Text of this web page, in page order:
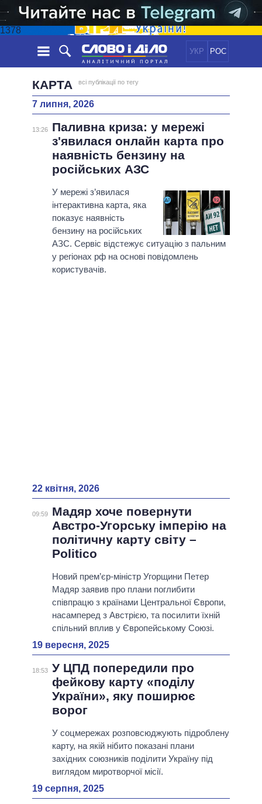
1378
УКР РОС
НОВИНИ
СТРІЧКА
ПОДІЇ
СТАТТІ
ДУМКИ
ОГЛЯДИ
ДАЙДЖЕСТИ
ЕКОНОМІКА
СУСПІЛЬСТВО
СВІТ
ПОЛIТИКИ
УСІ ПОЛІТИКИ
ПРЕЗИДЕНТ І ОФІС
ВЕРХОВНА РАДА
КАБІНЕТ МІНІСТРІВ
ГОЛОВИ ОБЛАДМІНІСТРАЦІЙ
МЕРИ МІСТ
ВСІ ПЕРСОНИ
ІНФОГРАФІКА
ПІДТРИМАТИ
ПОРІВНЯННЯ ПОЛІТИКІВ
КАРТА всі публікації по тегу
7 липня, 2026
13:26
Паливна криза: у мережі
з'явилася онлайн карта про
наявність бензину на
російських АЗС
У мережі з’явилася
інтерактивна карта, яка
показує наявність
бензину на російських
АЗС. Сервіс відстежує ситуацію з пальним
у регіонах рф на основі повідомлень
користувачів.
22 квітня, 2026
09:59
Мадяр хоче повернути
Австро-Угорську імперію на
політичну карту світу –
Politico
Новий прем’єр-міністр Угорщини Петер
Мадяр заявив про плани поглибити
співпрацю з країнами Центральної Європи,
насамперед з Австрією, та посилити їхній
спільний вплив у Європейському Союзі.
19 вересня, 2025
18:53 У ЦПД попередили про
фейкову карту «поділу
України», яку поширює
ворог
У соцмережах розповсюджують підроблену
карту, на якій нібито показані плани
західних союзників поділити Україну під
виглядом миротворчої місії.
19 серпня, 2025